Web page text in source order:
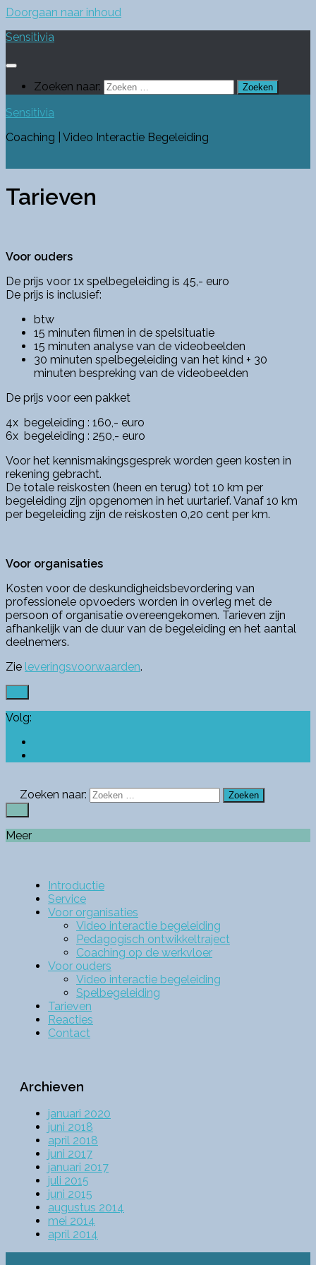
Doorgaan naar inhoud
Sensitivia
Zoeken naar:
Sensitivia
Coaching | Video Interactie Begeleiding
Tarieven
Voor ouders
De prijs voor 1x spelbegeleiding is 45,- euro
De prijs is inclusief:
btw
15 minuten filmen in de spelsituatie
15 minuten analyse van de videobeelden
30 minuten spelbegeleiding van het kind + 30
minuten bespreking van de videobeelden
De prijs voor een pakket
4x begeleiding : 160,- euro
6x begeleiding : 250,- euro
Voor het kennismakingsgesprek worden geen kosten in
rekening gebracht.
De totale reiskosten (heen en terug) tot 10 km per
begeleiding zijn opgenomen in het uurtarief. Vanaf 10 km
per begeleiding zijn de reiskosten 0,20 cent per km.
Voor organisaties
Kosten voor de deskundigheidsbevordering van
professionele opvoeders worden in overleg met de
persoon of organisatie overeengekomen. Tarieven zijn
afhankelijk van de duur van de begeleiding en het aantal
deelnemers.
Zie leveringsvoorwaarden.
Volg:
Zoeken naar:
Meer
Introductie
Service
Voor organisaties
Video interactie begeleiding
Pedagogisch ontwikkeltraject
Coaching op de werkvloer
Voor ouders
Video interactie begeleiding
Spelbegeleiding
Tarieven
Reacties
Contact
Archieven
januari 2020
juni 2018
april 2018
juni 2017
januari 2017
juli 2015
juni 2015
augustus 2014
mei 2014
april 2014